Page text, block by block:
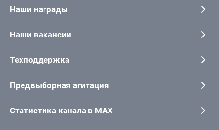
Наши награды
Наши вакансии
Техподдержка
Предвыборная агитация
Статистика канала в MAX